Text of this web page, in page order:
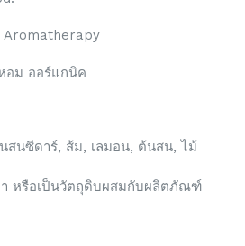
Aromatherapy
อม ออร์แกนิค
สนซีดาร์, ส้ม, เลมอน, ต้นสน, ไม้
า หรือเป็นวัตถุดิบผสมกับผลิตภัณฑ์